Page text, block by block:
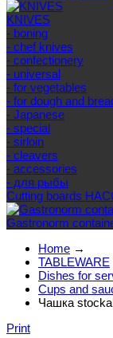
KNIVES
- boning
- chef knives
- confectionery
- universal
- for vegetables
- for dough and
- Japanese
- special
- sirloin
- cleavers
- accessories
- для рыбы
Cutting boards
Gastronorm
Home →
TABLEWARE
Dishes for
Cups and
Чашка
Print